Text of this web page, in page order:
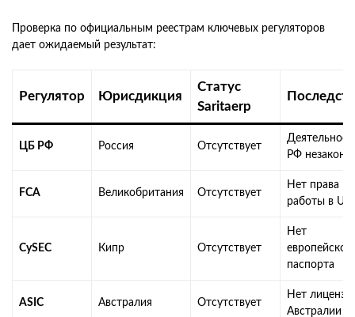
Проверка по официальным реестрам ключевых регуляторов
дает ожидаемый результат:
Регулятор Юрисдикция
Статус
Saritaerp
ЦБ РФ Россия Отсутствует
РФ
FCA Великобритания Отсутствует
Нет права
работы в UK
CySEC Кипр Отсутствует
Нет
паспорта
ASIC Австралия Отсутствует
Нет
Австралии